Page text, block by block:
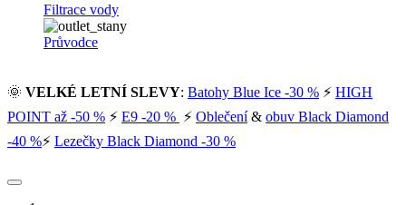
Filtrace vody
Průvodce
🌞 VELKÉ LETNÍ SLEVY: Batohy Blue Ice -30 % ⚡ HIGH
POINT až -50 % ⚡ E9 -20 % ⚡ Oblečení& obuv Black Diamond
-40 %⚡ Lezečky Black Diamond -30 %